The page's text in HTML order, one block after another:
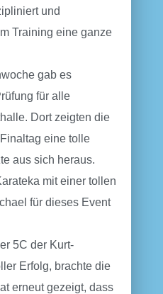
und
Training eine ganze
gab es
für alle
Dort zeigten die
eine tolle
aus sich heraus.
mit einer tollen
für dieses Event
5C der Kurt-
Erfolg, brachte die
erneut gezeigt, dass